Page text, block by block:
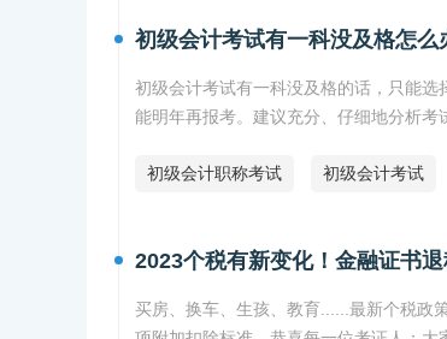
初级会计考试有一科没及格怎
初级会计考试有一科没及格的话，只能
能明年再报考。建议充分、仔细地分析考
初级会计职称考试 初级会计考试
2023个税有新变化！金融证书
买房、换车、生孩、教育......最新个税政